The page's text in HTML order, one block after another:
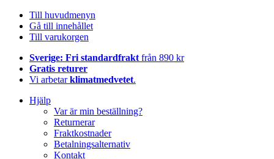
Till huvudmenyn
Gå till innehållet
Till varukorgen
Sverige: Fri standardfrakt från 890 kr
Gratis returer
Vi arbetarklimatmedvetet.
Hjälp
Var är min beställning?
Returnerar
Fraktkostnader
Betalningsalternativ
Kontakt